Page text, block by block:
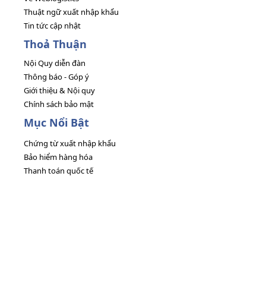
Thuật ngữ xuất nhập khẩu
Tin tức cập nhật
Thoả Thuận
Nội Quy diễn đàn
Thông báo - Góp ý
Giới thiệu & Nội quy
Chính sách bảo mật
Mục Nổi Bật
Chứng từ xuất nhập khẩu
Bảo hiểm hàng hóa
Thanh toán quốc tế